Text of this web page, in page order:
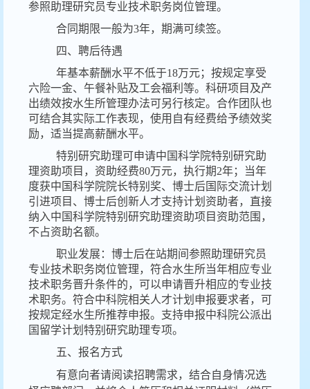
参照助理研究员专业技术职务岗位管理。
合同期限一般为3年，期满可续签。
四、聘后待遇
年基本薪酬水平不低于18万元；按规定享受
六险一金、午餐补贴及工会福利等。科研项目及产
出绩效按水生所管理办法可另行核定。合作团队也
可结合其实际工作表现，使用自有经费给予绩效奖
励，适当提高薪酬水平。
特别研究助理可申请中国科学院特别研究助
理资助项目，资助经费80万元，执行期2年；当年
度获中国科学院院长特别奖、博士后国际交流计划
引进项目、博士后创新人才支持计划资助者，直接
纳入中国科学院特别研究助理资助项目资助范围，
不占资助名额。
职业发展：博士后在站期间参照助理研究员
专业技术职务岗位管理，符合水生所当年相应专业
技术职务晋升条件的，可以申请晋升相应的专业技
术职务。符合中科院相关人才计划申报要求者，可
按规定经水生所推荐申报。支持申报中科院公派出
国留学计划特别研究助理专项。
五、报名方式
有意向者请阅读招聘需求，结合自身情况选